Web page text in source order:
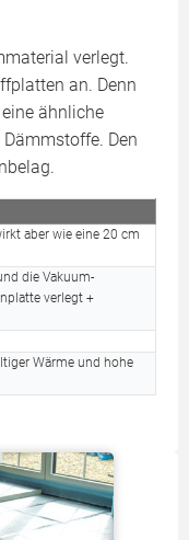
verlegt.
an. Denn
ähnliche
Den
aber wie eine 20 cm
die Vakuum-
verlegt +
Wärme und hohe